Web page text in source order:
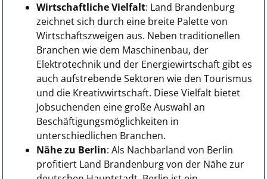
Wirtschaftliche Vielfalt: Land Brandenburg
zeichnet sich durch eine breite Palette von
Wirtschaftszweigen aus. Neben traditionellen
Branchen wie dem Maschinenbau, der
Elektrotechnik und der Energiewirtschaft gibt es
auch aufstrebende Sektoren wie den Tourismus
und die Kreativwirtschaft. Diese Vielfalt bietet
Jobsuchenden eine große Auswahl an
Beschäftigungsmöglichkeiten in
unterschiedlichen Branchen.
Nähe zu Berlin: Als Nachbarland von Berlin
profitiert Land Brandenburg von der Nähe zur